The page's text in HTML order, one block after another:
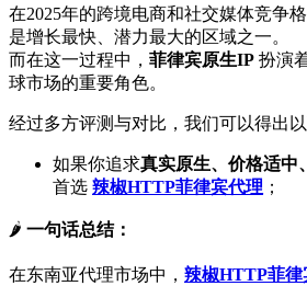
在2025年的跨境电商和社交媒体竞争
是增长最快、潜力最大的区域之一。
而在这一过程中， 菲律宾原生IP 扮演
球市场的重要角色。
经过多方评测与对比，我们可以得出以
如果你追求真实原生、价格适中
首选 辣椒HTTP菲律宾代理 ；
🌶️ 一句话总结：
在东南亚代理市场中， 辣椒HTTP菲律